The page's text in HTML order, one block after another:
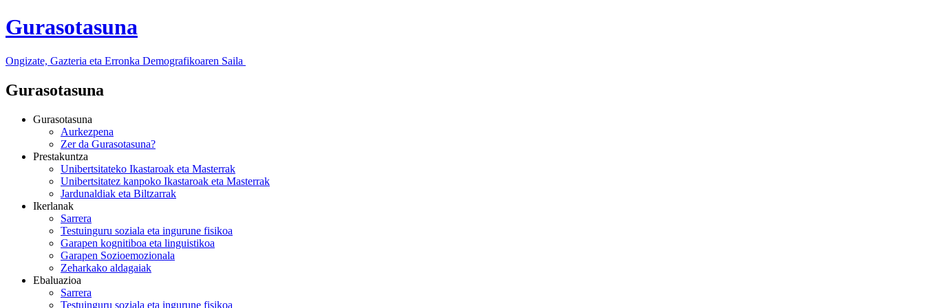
Gurasotasuna
Ongizate, Gazteria eta Erronka Demografikoaren Saila
Gurasotasuna
Gurasotasuna
Aurkezpena
Zer da Gurasotasuna?
Prestakuntza
Unibertsitateko Ikastaroak eta Masterrak
Unibertsitatez kanpoko Ikastaroak eta Masterrak
Jardunaldiak eta Biltzarrak
Ikerlanak
Sarrera
Testuinguru soziala eta ingurune fisikoa
Garapen kognitiboa eta linguistikoa
Garapen Sozioemozionala
Zeharkako aldagaiak
Ebaluazioa
Sarrera
Testuinguru soziala eta ingurune fisikoa